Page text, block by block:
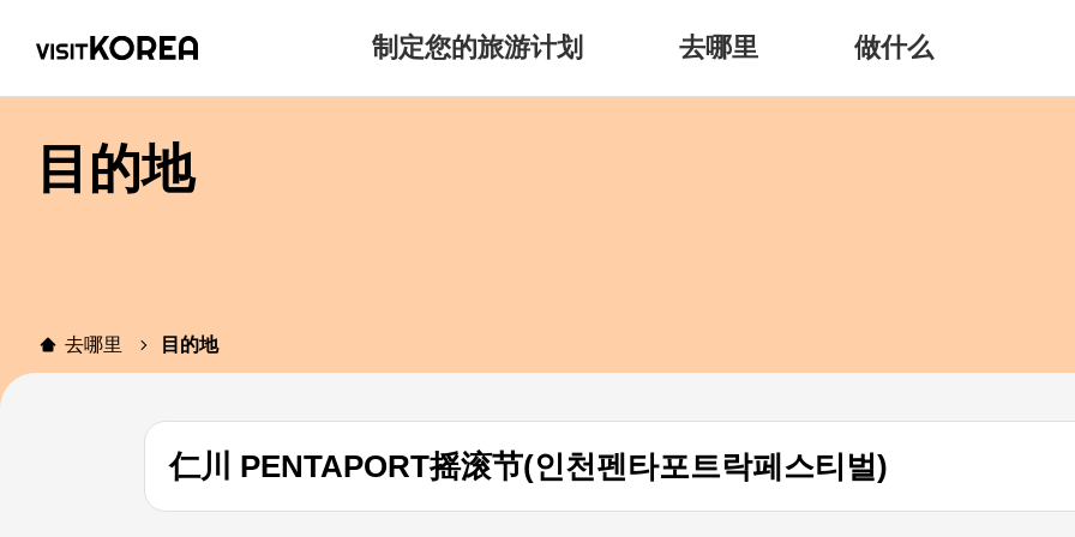
制定您的旅游计划 去哪里 做什么
目的地
去哪里 目的地
仁川 PENTAPORT摇滚节(인천펜타포트락페스티벌)